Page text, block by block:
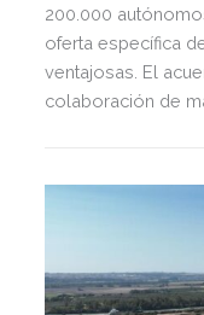
200.000
oferta específica
ventajosas. El
colaboración de
Unicaja a